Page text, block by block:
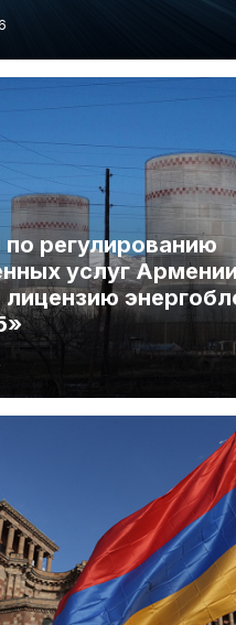
регулированию
услуг